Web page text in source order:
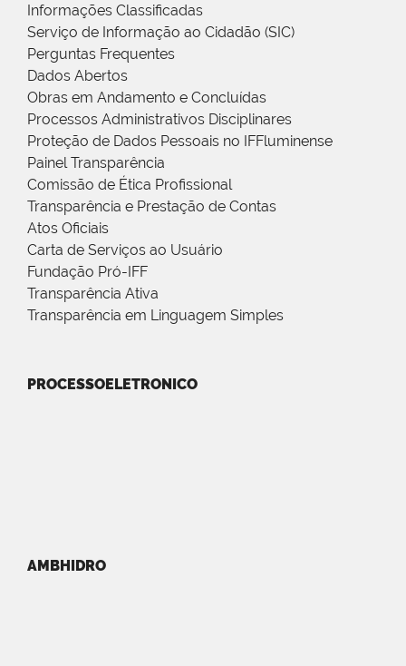
Informações Classificadas
Serviço de Informação ao Cidadão (SIC)
Perguntas Frequentes
Dados Abertos
Obras em Andamento e Concluídas
Processos Administrativos Disciplinares
Proteção de Dados Pessoais no IFFluminense
Painel Transparência
Comissão de Ética Profissional
Transparência e Prestação de Contas
Atos Oficiais
Carta de Serviços ao Usuário
Fundação Pró-IFF
Transparência Ativa
Transparência em Linguagem Simples
PROCESSOELETRONICO
AMBHIDRO